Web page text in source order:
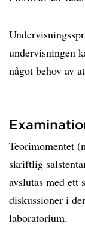
undervisningen
något behov av
Teorimomentet
skriftlig
avslutas med
diskussioner i
laboratorium.